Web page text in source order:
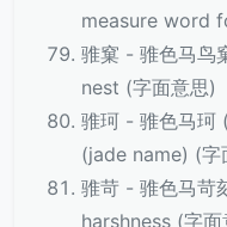
measure word
骓窠 - 骓色马
nest (字面意思)
骓珂 - 骓色马珂
(jade name) (字
骓苛 - 骓色马苛
harshness (字面